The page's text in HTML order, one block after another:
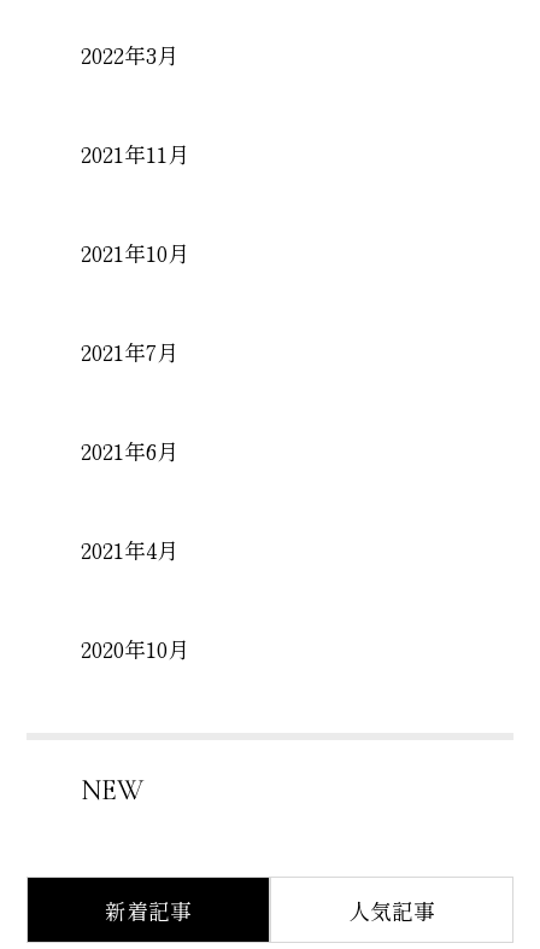
2022年3月
2021年11月
2021年10月
2021年7月
2021年6月
2021年4月
2020年10月
NEW
新着記事 人気記事